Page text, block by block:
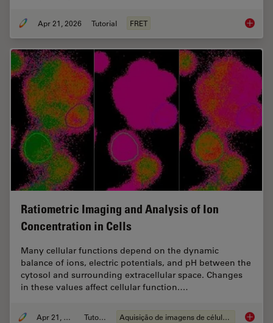
Apr 21, 2026 Tutorial FRET What is
Ratiometric Imaging and Analysis of Ion
Concentration in Cells
Many cellular functions depend on the dynamic
balance of ions, electric potentials, and pH between the
cytosol and surrounding extracellular space. Changes
in these values affect cellular function.…
Apr 21, 2026 Tutorial Aquisição de imagens de células vivas